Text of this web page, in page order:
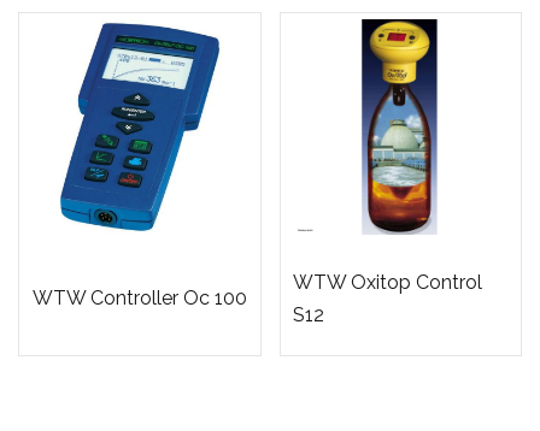
WTW Controller Oc 100
WTW Oxitop Control
S12